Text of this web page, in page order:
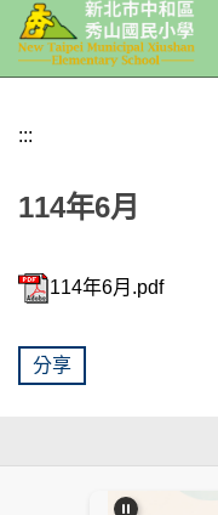
到
內
區
:::
114年6月
114年6月.pdf
分享